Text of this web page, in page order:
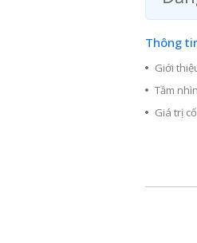
Thông
Giới
Tầm nhìn
Giá trị